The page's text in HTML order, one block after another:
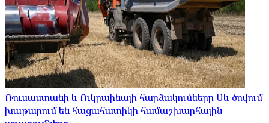
Ռուսաստանի և Ուկրաինայի հարձակումները Սև ծովում
խաթարում են հացահատիկի համաշխարհային